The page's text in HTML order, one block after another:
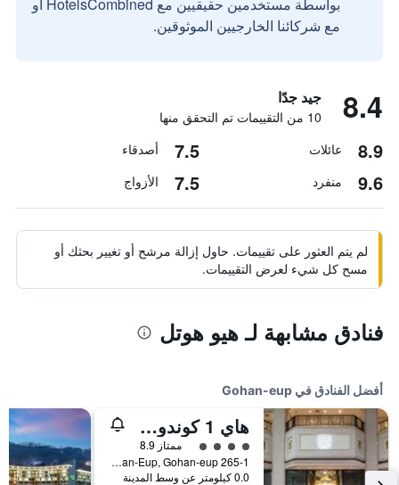
مع شركائنا الخارجيين الموثوقين.
8.4 جيد جدًا
10 من التقييمات تم التحقق منها
8.9 عائلات 7.5 أصدقاء
9.6 منفرد 7.5 الأزواج
لم يتم العثور على تقييمات. حاول إزالة مرشح أو تغيير بحثك أو
مسح كل شيء لعرض التقييمات.
فنادق مشابهة لـ هيو هوتل
أفضل الفنادق في Gohan-eup
هاي 1 كوندومينيوم
تقييم فئة 4
ممتاز 8.9
265-1 High1-Gil, Gohan-Eup, Gohan-eup, كوريا الجنوبية
0.0 كيلومتر عن وسط المدينة